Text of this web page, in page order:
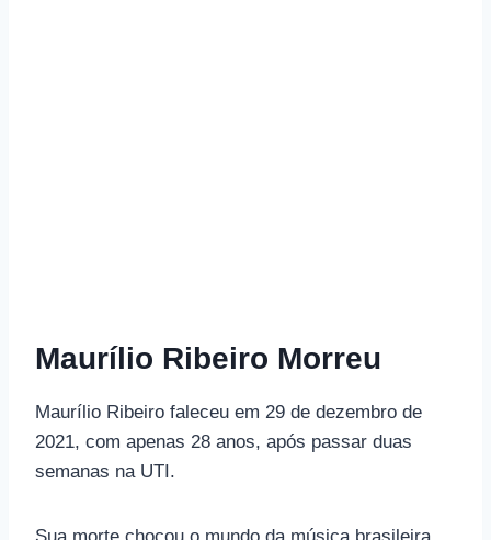
Maurílio Ribeiro Morreu
Maurílio Ribeiro faleceu em 29 de dezembro de
2021, com apenas 28 anos, após passar duas
semanas na UTI.
Sua morte chocou o mundo da música brasileira,